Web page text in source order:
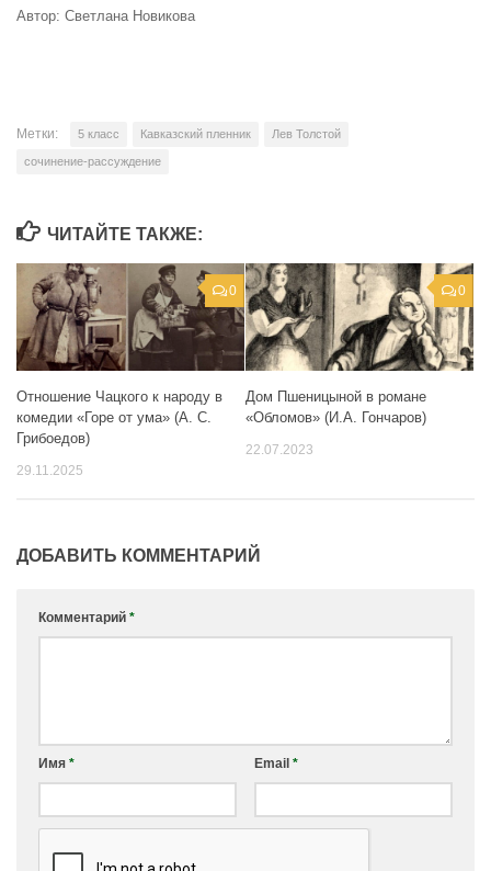
Автор: Светлана Новикова
Метки: 5 класс Кавказский пленник Лев Толстой
сочинение-рассуждение
ЧИТАЙТЕ ТАКЖЕ:
0
Отношение Чацкого к народу в
комедии «Горе от ума» (А. С.
Грибоедов)
29.11.2025
0
Дом Пшеницыной в романе
«Обломов» (И.А. Гончаров)
22.07.2023
ДОБАВИТЬ КОММЕНТАРИЙ
Комментарий *
Имя * Email *